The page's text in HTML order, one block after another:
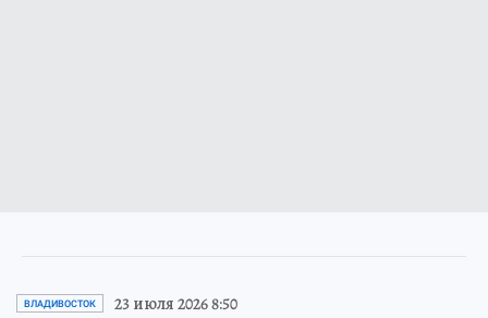
ВЛАДИВОСТОК 23 июля 2026 8:50